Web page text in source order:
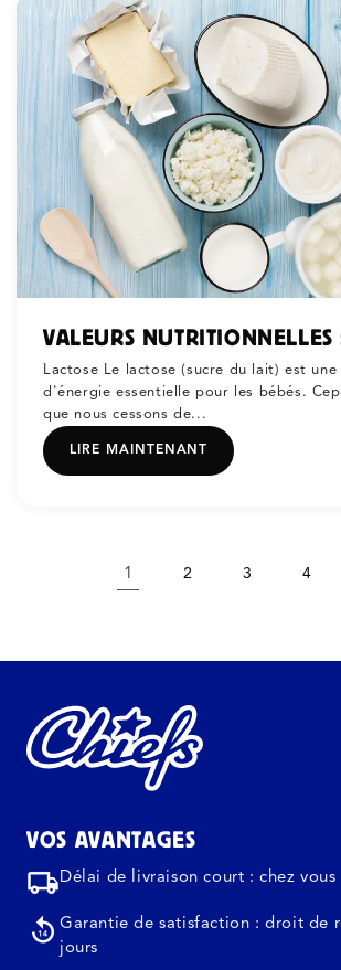
VALEURS NUTRITIONNELLES
Lactose Le lactose (sucre du lait) est une
d'énergie essentielle pour les bébés.
que nous cessons de...
LIRE MAINTENANT
1 2 3 4
VOS AVANTAGES
Délai de livraison court : chez vous
Garantie de satisfaction : droit de
jours